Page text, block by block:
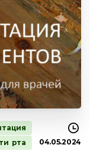
рта
04.05.2024